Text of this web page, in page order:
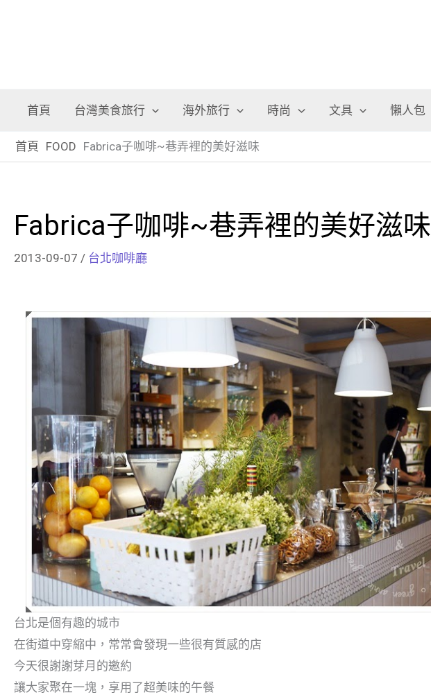
首頁 台灣美食旅行 海外旅行 時尚 文具 懶人包
首頁 FOOD Fabrica子咖啡~巷弄裡的美好滋味
Fabrica子咖啡~巷弄裡的美好滋味
2013-09-07 / 台北咖啡廳
台北是個有趣的城市
在街道中穿縮中，常常會發現一些很有質感的店
今天很謝謝芽月的邀約
讓大家聚在一塊，享用了超美味的午餐